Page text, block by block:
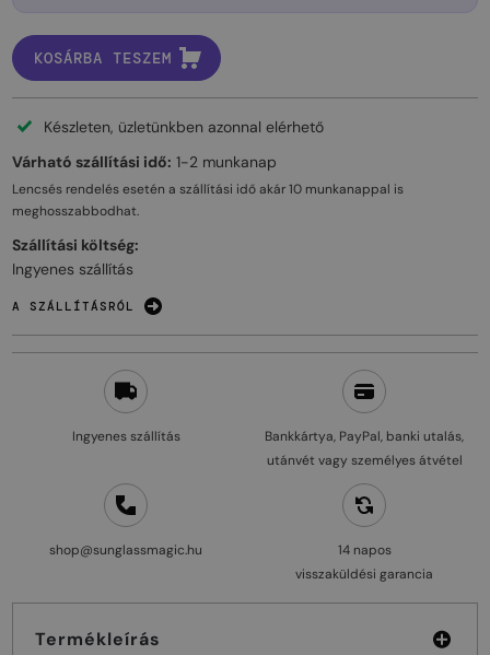
Ingyenes szállítás
Bankkártya, PayPal, banki utalás,
utánvét vagy személyes átvétel
shop@sunglassmagic.hu
14 napos
visszaküldési garancia
Termékleírás
KOSÁRBA TESZEM
Készleten, üzletünkben azonnal elérhető
Várható szállítási idő: 1-2 munkanap
Lencsés rendelés esetén a szállítási idő akár10 munkanappal is
meghosszabbodhat.
Szállítási költség:
Ingyenes szállítás
A SZÁLLÍTÁSRÓL